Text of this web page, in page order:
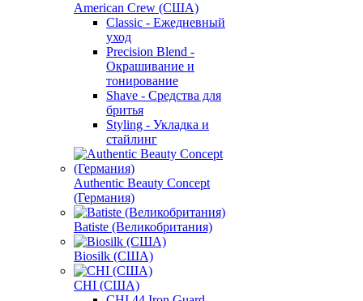
American Crew (США)
Classic - Ежедневный
уход
Precision Blend -
Окрашивание и
тонирование
Shave - Средства для
бритья
Styling - Укладка и
стайлинг
Authentic Beauty Concept
(Германия)
Batiste (Великобритания)
Biosilk (США)
CHI (США)